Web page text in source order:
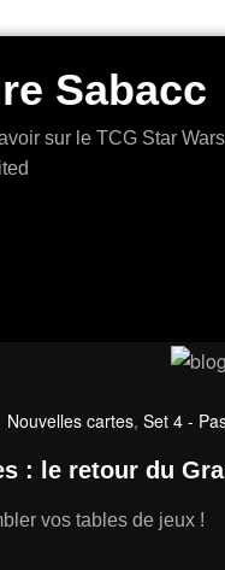
Sabacc
sur le TCG Star
Nouvelles cartes, Set 4 -
: le retour du
vos tables de jeux !